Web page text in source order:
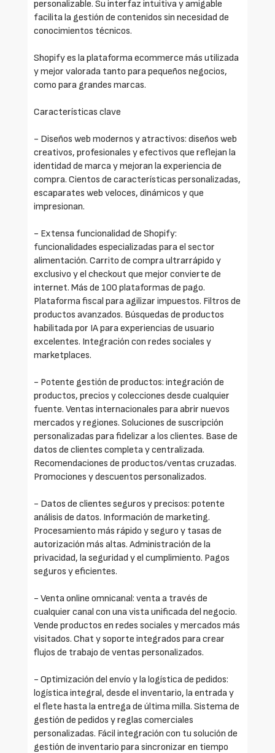
personalizable. Su interfaz intuitiva y amigable
facilita la gestión de contenidos sin necesidad de
conocimientos técnicos.
Shopify es la plataforma ecommerce más utilizada
y mejor valorada tanto para pequeños negocios,
como para grandes marcas.
Características clave
- Diseños web modernos y atractivos: diseños web
creativos, profesionales y efectivos que reflejan la
identidad de marca y mejoran la experiencia de
compra. Cientos de características personalizadas,
escaparates web veloces, dinámicos y que
impresionan.
- Extensa funcionalidad de Shopify:
funcionalidades especializadas para el sector
alimentación. Carrito de compra ultrarrápido y
exclusivo y el checkout que mejor convierte de
internet. Más de 100 plataformas de pago.
Plataforma fiscal para agilizar impuestos. Filtros de
productos avanzados. Búsquedas de productos
habilitada por IA para experiencias de usuario
excelentes. Integración con redes sociales y
marketplaces.
- Potente gestión de productos: integración de
productos, precios y colecciones desde cualquier
fuente. Ventas internacionales para abrir nuevos
mercados y regiones. Soluciones de suscripción
personalizadas para fidelizar a los clientes. Base de
datos de clientes completa y centralizada.
Recomendaciones de productos/ventas cruzadas.
Promociones y descuentos personalizados.
- Datos de clientes seguros y precisos: potente
análisis de datos. Información de marketing.
Procesamiento más rápido y seguro y tasas de
autorización más altas. Administración de la
privacidad, la seguridad y el cumplimiento. Pagos
seguros y eficientes.
- Venta online omnicanal: venta a través de
cualquier canal con una vista unificada del negocio.
Vende productos en redes sociales y mercados más
visitados. Chat y soporte integrados para crear
flujos de trabajo de ventas personalizados.
- Optimización del envío y la logística de pedidos:
logística integral, desde el inventario, la entrada y
el flete hasta la entrega de última milla. Sistema de
gestión de pedidos y reglas comerciales
personalizadas. Fácil integración con tu solución de
gestión de inventario para sincronizar en tiempo